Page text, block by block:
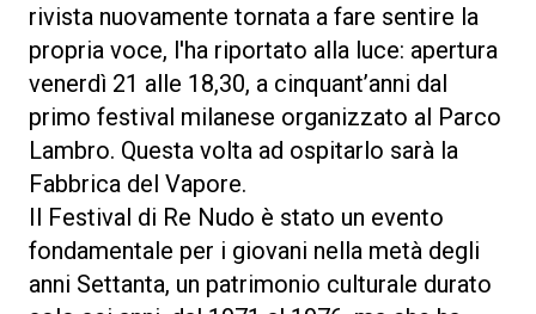
rivista nuovamente tornata a fare sentire la
propria voce, l'ha riportato alla luce: apertura
venerdì 21 alle 18,30, a cinquant’anni dal
primo festival milanese organizzato al Parco
Lambro. Questa volta ad ospitarlo sarà la
Fabbrica del Vapore.
Il Festival di Re Nudo è stato un evento
fondamentale per i giovani nella metà degli
anni Settanta, un patrimonio culturale durato